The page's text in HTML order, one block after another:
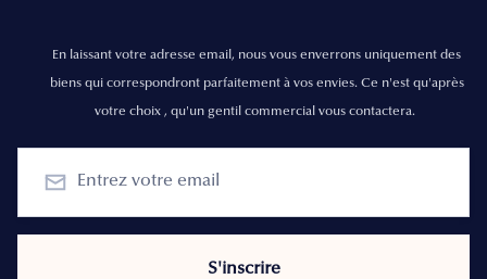
En laissant votre adresse email, nous vous enverrons uniquement des
biens qui correspondront parfaitement à vos envies. Ce n'est qu'après
votre choix , qu'un gentil commercial vous contactera.